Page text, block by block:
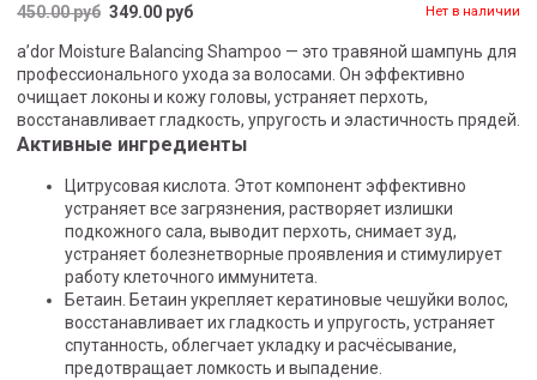
450.00 руб 349.00 руб Нет в наличии
a’dor Moisture Balancing Shampoo — это травяной шампунь для
профессионального ухода за волосами. Он эффективно
очищает локоны и кожу головы, устраняет перхоть,
восстанавливает гладкость, упругость и эластичность прядей.
Активные ингредиенты
Цитрусовая кислота. Этот компонент эффективно
устраняет все загрязнения, растворяет излишки
подкожного сала, выводит перхоть, снимает зуд,
устраняет болезнетворные проявления и стимулирует
работу клеточного иммунитета.
Бетаин. Бетаин укрепляет кератиновые чешуйки волос,
восстанавливает их гладкость и упругость, устраняет
спутанность, облегчает укладку и расчёсывание,
предотвращает ломкость и выпадение.